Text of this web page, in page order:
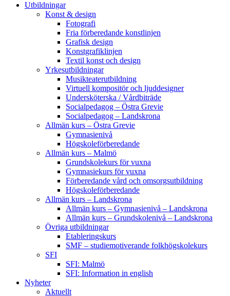
Utbildningar
Konst & design
Fotografi
Fria förberedande konstlinjen
Grafisk design
Konstgrafiklinjen
Textil konst och design
Yrkesutbildningar
Musikteaterutbildning
Virtuell kompositör och ljuddesigner
Undersköterska / Vårdbiträde
Socialpedagog – Östra Grevie
Socialpedagog – Landskrona
Allmän kurs – Östra Grevie
Gymnasienivå
Högskoleförberedande
Allmän kurs – Malmö
Grundskolekurs för vuxna
Gymnasiekurs för vuxna
Förberedande vård och omsorgsutbildning
Högskoleförberedande
Allmän kurs – Landskrona
Allmän kurs – Gymnasienivå – Landskrona
Allmän kurs – Grundskolenivå – Landskrona
Övriga utbildningar
Etableringskurs
SMF – studiemotiverande folkhögskolekurs
SFI
SFI: Malmö
SFI: Information in english
Nyheter
Aktuellt